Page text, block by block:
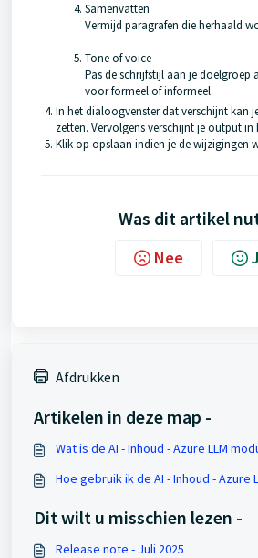
Samenvatten
Vermijd paragrafen die herhaald
Tone of voice
Pas de schrijfstijl aan je doelgroep
voor formeel of informeel.
In het dialoogvenster dat verschijnt kan
zetten. Vervolgens verschijnt je output in
Klik op opslaan indien je de wijzigingen
Was dit artikel
Nee
Afdrukken
Artikelen in deze map -
Wat is de AI - Inhoud - Azure LLM
Hoe gebruik ik de AI - Inhoud - Azure
Dit wilt u misschien lezen -
Release note - Juli 2025